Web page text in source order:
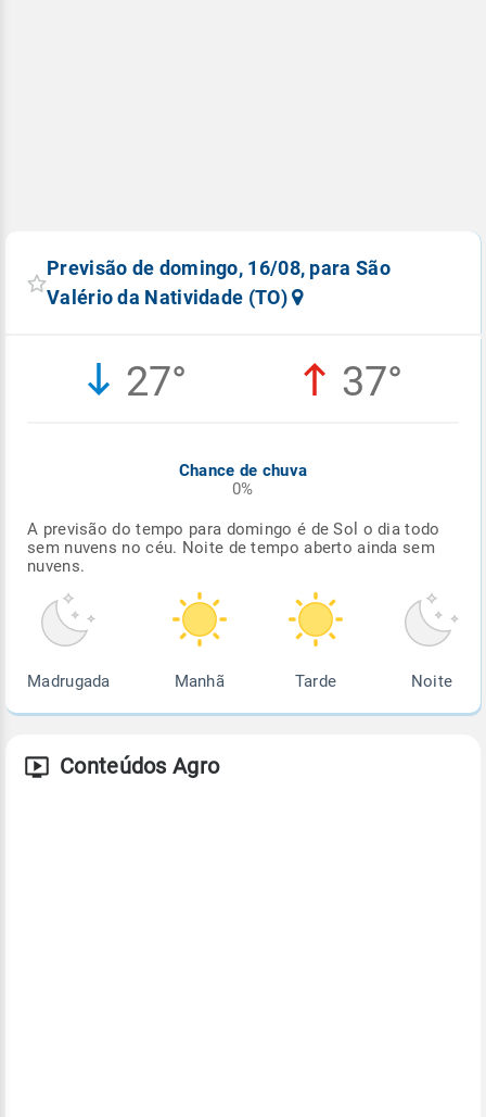
Previsão de domingo, 16/08, para São
Valério da Natividade (TO)
27° 37°
Chance de chuva
0%
A previsão do tempo para domingo é de Sol o dia todo
sem nuvens no céu. Noite de tempo aberto ainda sem
nuvens.
Madrugada Manhã Tarde Noite
Conteúdos Agro